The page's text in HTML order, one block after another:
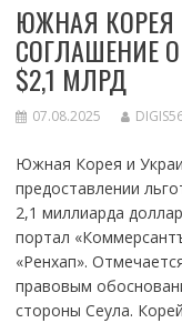
ЮЖНАЯ
СОГЛАШЕНИЕ
$2,1 МЛРД
07.08.2025
Южная Корея и
предоставлении
2,1 миллиарда
портал
«Ренхап».
правовым
стороны Сеула.